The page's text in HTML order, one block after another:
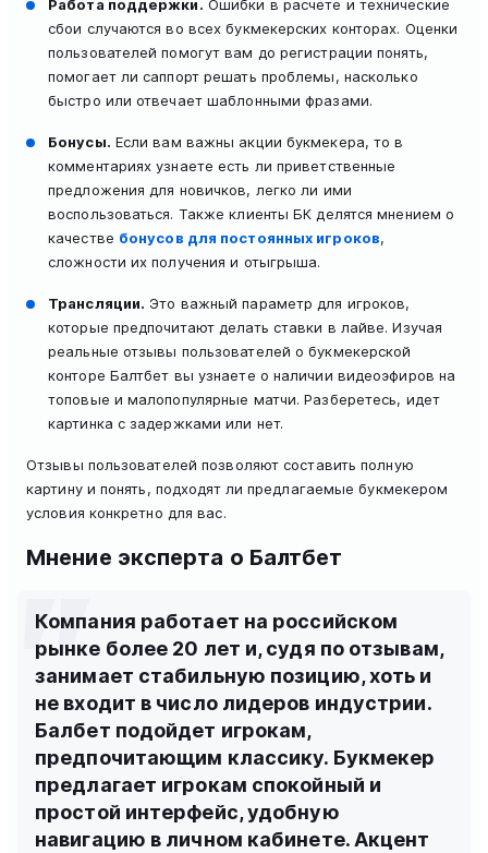
Работа поддержки. Ошибки в расчете и технические
сбои случаются во всех букмекерских конторах. Оценки
пользователей помогут вам до регистрации понять,
помогает ли саппорт решать проблемы, насколько
быстро или отвечает шаблонными фразами.
Бонусы. Если вам важны акции букмекера, то в
комментариях узнаете есть ли приветственные
предложения для новичков, легко ли ими
воспользоваться. Также клиенты БК делятся мнением о
качестве бонусов для постоянных игроков,
сложности их получения и отыгрыша.
Трансляции. Это важный параметр для игроков,
которые предпочитают делать ставки в лайве. Изучая
реальные отзывы пользователей о букмекерской
конторе Балтбет вы узнаете о наличии видеоэфиров на
топовые и малопопулярные матчи. Разберетесь, идет
картинка с задержками или нет.
Отзывы пользователей позволяют составить полную
картину и понять, подходят ли предлагаемые букмекером
условия конкретно для вас.
Мнение эксперта о Балтбет
Компания работает на российском
рынке более 20 лет и, судя по отзывам,
занимает стабильную позицию, хоть и
не входит в число лидеров индустрии.
Балбет подойдет игрокам,
предпочитающим классику. Букмекер
предлагает игрокам спокойный и
простой интерфейс, удобную
навигацию в личном кабинете. Акцент